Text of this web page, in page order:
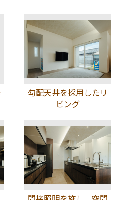
勾配天井を採用したリ
ビング